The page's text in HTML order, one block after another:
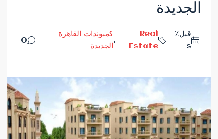
الجديدة
قبل٪
s
Real
Estate
,
كمبوندات القاهرة
الجديدة
0